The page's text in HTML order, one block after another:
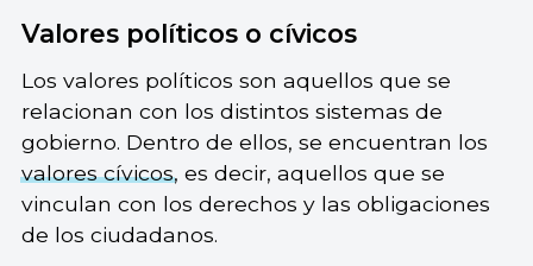
Valores políticos o cívicos
Los valores políticos son aquellos que se
relacionan con los distintos sistemas de
gobierno. Dentro de ellos, se encuentran los
valores cívicos, es decir, aquellos que se
vinculan con los derechos y las obligaciones
de los ciudadanos.